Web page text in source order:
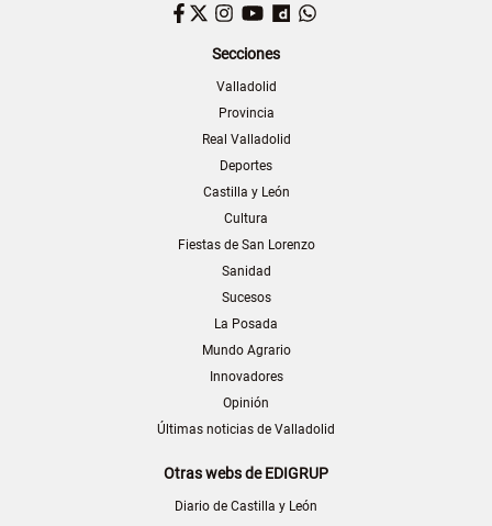
Facebook
TwitterInstagram
YouTubeDailymotion
Secciones
Valladolid
Provincia
Real Valladolid
Deportes
Castilla y León
Cultura
Fiestas de San Lorenzo
Sanidad
Sucesos
La Posada
Mundo Agrario
Innovadores
Opinión
Últimas noticias de Valladolid
Otras webs de EDIGRUP
Diario de Castilla y León